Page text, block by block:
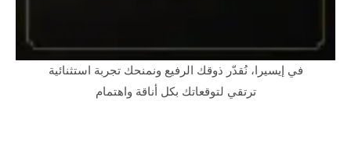
في إيسيرا، نُقدّر ذوقك الرفيع ونمنحك تجربة استثنائية
ترتقي لتوقعاتك بكل أناقة واهتمام